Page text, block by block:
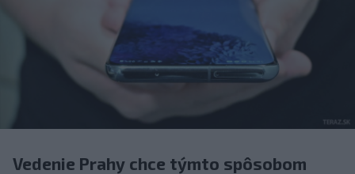
Vedenie Prahy chce týmto spôsobom